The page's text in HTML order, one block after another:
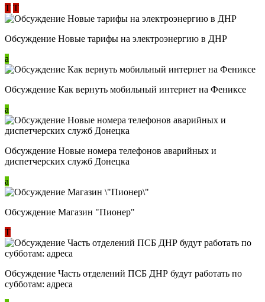
Т Т
Обсуждение Новые тарифы на электроэнергию в ДНР
a
Обсуждение Как вернуть мобильный интернет на Фениксе
a
Обсуждение Новые номера телефонов аварийных и
диспетчерских служб Донецка
a
Обсуждение Магазин "Пионер"
Т
Обсуждение Часть отделений ПСБ ДНР будут работать по
субботам: адреса